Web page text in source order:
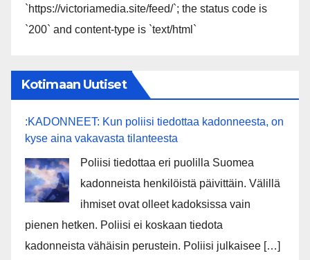
`https://victoriamedia.site/feed/`; the status code is
`200` and content-type is `text/html`
Kotimaan Uutiset
:KADONNEET: Kun poliisi tiedottaa kadonneesta, on
kyse aina vakavasta tilanteesta
Poliisi tiedottaa eri puolilla Suomea
kadonneista henkilöistä päivittäin. Välillä
ihmiset ovat olleet kadoksissa vain
pienen hetken. Poliisi ei koskaan tiedota
kadonneista vähäisin perustein. Poliisi julkaisee […]